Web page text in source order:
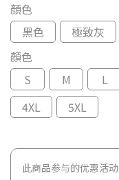
顏色
黑色
極致灰
顏色
S
M L
4XL
5XL
此商品参与的优惠活动